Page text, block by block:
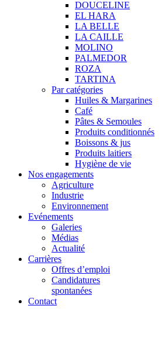
DOUCELINE
EL HARA
LA BELLE
LA CAILLE
MOLINO
PALMEDOR
ROZA
TARTINA
Par catégories
Huiles & Margarines
Café
Pâtes & Semoules
Produits conditionnés
Boissons & jus
Produits laitiers
Hygiène de vie
Nos engagements
Agriculture
Industrie
Environnement
Evénements
Galeries
Médias
Actualité
Carrières
Offres d’emploi
Candidatures
spontanées
Contact